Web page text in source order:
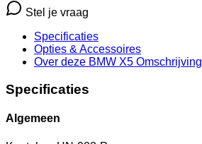
Stel je vraag
Specificaties
Opties & Accessoires
Over deze BMW X5 Omschrijving
Specificaties
Algemeen